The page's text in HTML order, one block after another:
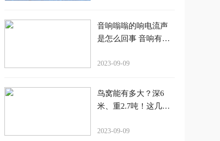
音响嗡嗡的响电流声
是怎么回事 音响有电
2023-09-09
鸟窝能有多大？深6
米、重2.7吨！这几张
2023-09-09